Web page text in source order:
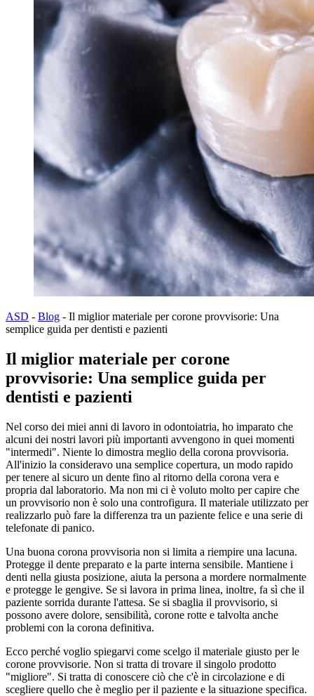
ASD - Blog - Il miglior materiale per corone provvisorie: Una
semplice guida per dentisti e pazienti
Il miglior materiale per corone
provvisorie: Una semplice guida per
dentisti e pazienti
Nel corso dei miei anni di lavoro in odontoiatria, ho imparato che
alcuni dei nostri lavori più importanti avvengono in quei momenti
"intermedi". Niente lo dimostra meglio della corona provvisoria.
All'inizio la consideravo una semplice copertura, un modo rapido
per tenere al sicuro un dente fino al ritorno della corona vera e
propria dal laboratorio. Ma non mi ci è voluto molto per capire che
un provvisorio non è solo una controfigura. Il materiale utilizzato per
realizzarlo può fare la differenza tra un paziente felice e una serie di
telefonate di panico.
Una buona corona provvisoria non si limita a riempire una lacuna.
Protegge il dente preparato e la parte interna sensibile. Mantiene i
denti nella giusta posizione, aiuta la persona a mordere normalmente
e protegge le gengive. Se si lavora in prima linea, inoltre, fa sì che il
paziente sorrida durante l'attesa. Se si sbaglia il provvisorio, si
possono avere dolore, sensibilità, corone rotte e talvolta anche
problemi con la corona definitiva.
Ecco perché voglio spiegarvi come scelgo il materiale giusto per le
corone provvisorie. Non si tratta di trovare il singolo prodotto
"migliore". Si tratta di conoscere ciò che c'è in circolazione e di
scegliere quello che è meglio per il paziente e la situazione specifica.